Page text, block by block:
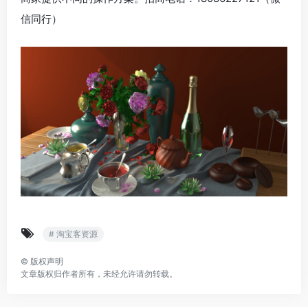
信同行）
# 淘宝客资源
© 版权声明
文章版权归作者所有，未经允许请勿转载。